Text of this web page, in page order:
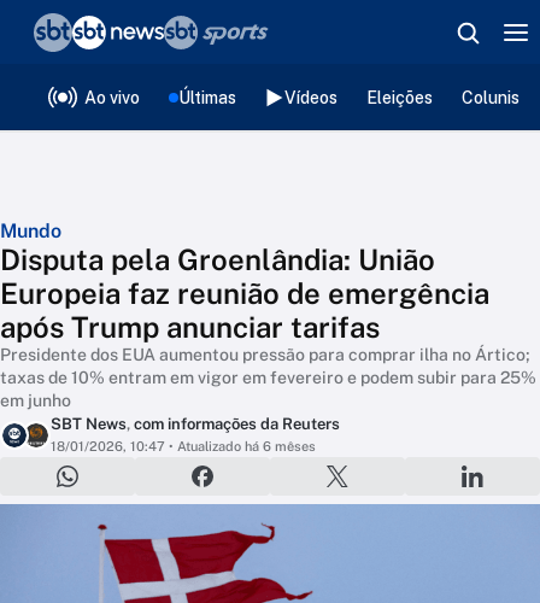
Ao vivo Últimas Vídeos Eleições
Mundo
Disputa pela Groenlândia: União
Europeia faz reunião de emergência
após Trump anunciar tarifas
Presidente dos EUA aumentou pressão para comprar ilha no Ártico;
taxas de 10% entram em vigor em fevereiro e podem subir para 25%
em junho
SBT News, com informações da Reuters
18/01/2026, 10:47 • Atualizado há 6 mêses
❮voltar
Editorias